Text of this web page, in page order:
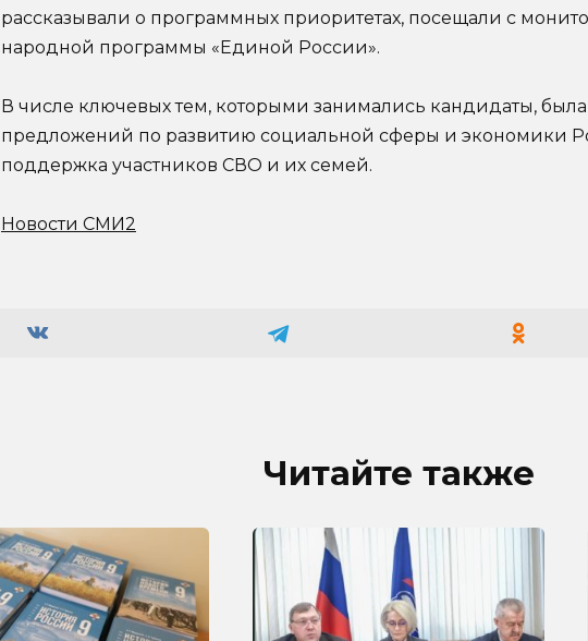
рассказывали о программных приоритетах, посещали с
народной программы «Единой России».
В числе ключевых тем, которыми занимались кандидаты, была
предложений по развитию социальной сферы и экономики
поддержка участников СВО и их семей.
Новости СМИ2
Читайте также